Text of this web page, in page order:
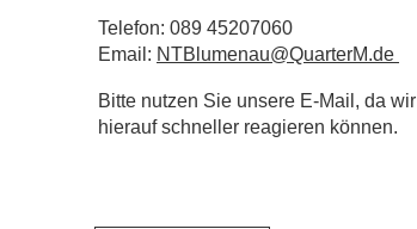
Telefon: 089 45207060
Email: NTBlumenau@QuarterM.de
Bitte nutzen Sie unsere E-Mail, da wir
hierauf schneller reagieren können.